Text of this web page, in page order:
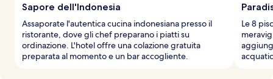
a
t
o
r
Sapore dell'Indonesia
Assaporate l'autentica cucina indonesiana presso il
ristorante, dove gli chef preparano i piatti su
ordinazione. L'hotel offre una colazione gratuita
preparata al momento e un bar accogliente.
Le 8